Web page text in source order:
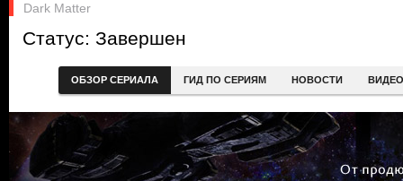
Dark Matter
Статус: Завершен
ОБЗОР СЕРИАЛА ГИД ПО СЕРИЯМ НОВОСТИ ВИДЕО